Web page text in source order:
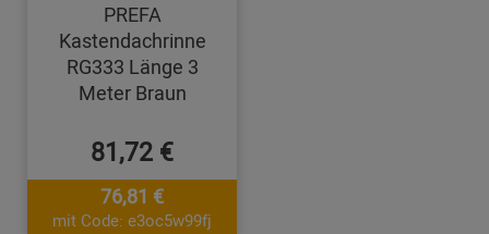
PREFA
Kastendachrinne
RG333 Länge 3
Meter Braun
81,72 €
76,81 €
mit Code: e3oc5w99fj